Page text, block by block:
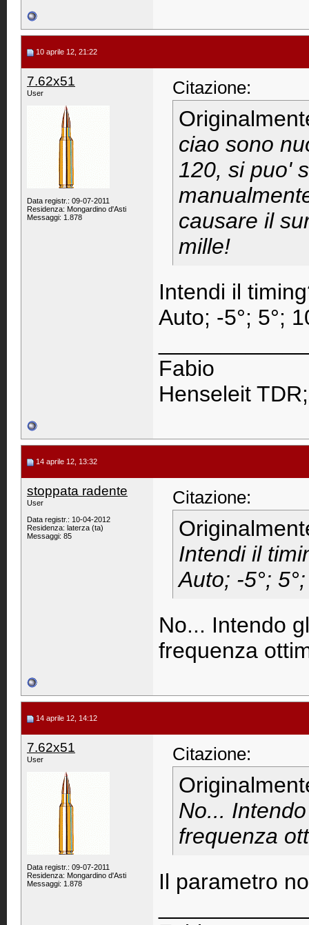
10 aprile 12, 21:22
7.62x51
User
Data registr.: 09-07-2011
Residenza: Mongardino d'Asti
Messaggi: 1.878
Citazione:
ciao sono
120, si puo'
causare il
mille!
Intendi il
Auto; -5°; 5°;
Fabio
Henseleit
14 aprile 12, 13:32
stoppata radente
User
Data registr.: 10-04-2012
Residenza: laterza (ta)
Messaggi: 85
Citazione:
Intendi il
Auto; -5°;
No... Intendo
frequenza
14 aprile 12, 14:12
7.62x51
User
Data registr.: 09-07-2011
Residenza: Mongardino d'Asti
Messaggi: 1.878
Citazione:
No...
frequenza
Il parametro